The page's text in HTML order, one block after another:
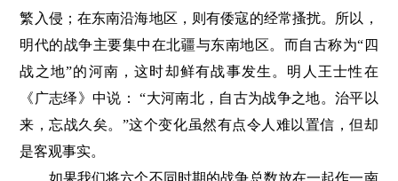
繁入侵；在东南沿海地区，则有倭寇的经常搔扰。所以，
明代的战争主要集中在北疆与东南地区。而自古称为“四
战之地”的河南，这时却鲜有战事发生。明人王士性在
《广志绎》中说： “大河南北，自古为战争之地。治平以
来，忘战久矣。”这个变化虽然有点令人难以置信，但却
是客观事实。
如果我们将六个不同时期的战争总数放在一起作一南